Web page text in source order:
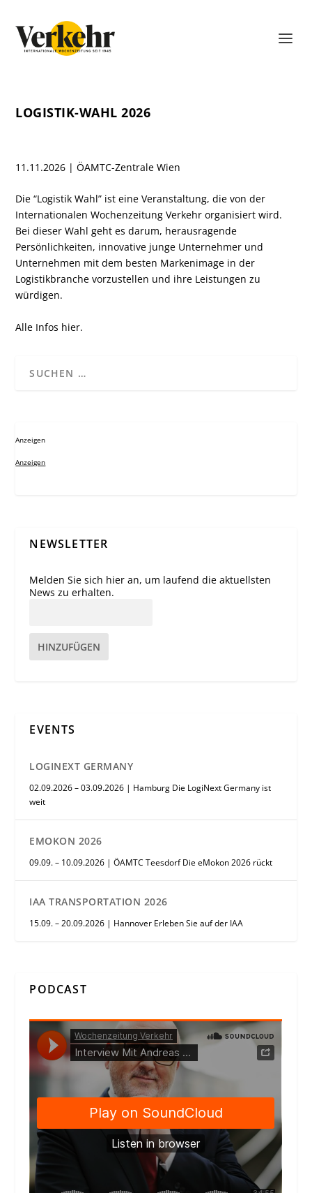
LOGISTIK-WAHL 2026
11.11.2026 | ÖAMTC-Zentrale Wien
Die “Logistik Wahl” ist eine Veranstaltung, die von der
Internationalen Wochenzeitung Verkehr organisiert wird.
Bei dieser Wahl geht es darum, herausragende
Persönlichkeiten, innovative junge Unternehmer und
Unternehmen mit dem besten Markenimage in der
Logistikbranche vorzustellen und ihre Leistungen zu
würdigen.
Alle Infos hier.
Anzeigen
Anzeigen
NEWSLETTER
Melden Sie sich hier an, um laufend die aktuellsten
News zu erhalten.
HINZUFÜGEN
EVENTS
LOGINEXT GERMANY
02.09.2026 – 03.09.2026 | Hamburg Die LogiNext Germany ist
weit
EMOKON 2026
09.09. – 10.09.2026 | ÖAMTC Teesdorf Die eMokon 2026 rückt
IAA TRANSPORTATION 2026
15.09. – 20.09.2026 | Hannover Erleben Sie auf der IAA
PODCAST